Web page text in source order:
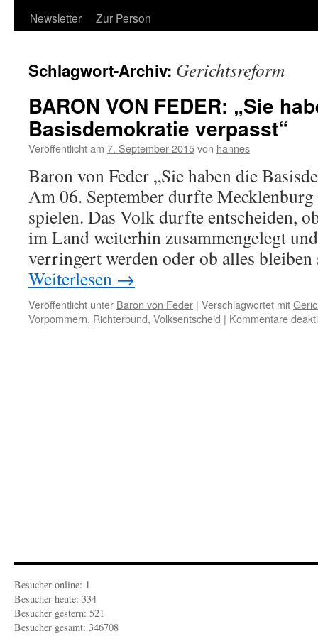
Newsletter
Zur Person
Schlagwort-Archiv: Gerichtsreform
BARON VON FEDER: „Sie
Basisdemokratie verpasst“
Veröffentlicht am 7. September 2015von hannes
Baron von Feder „Sie haben die
Am 06. September durfte
spielen. Das Volk durfte entscheiden,
im Land weiterhin zusammengelegt
verringert werden oder ob alles
Weiterlesen →
Veröffentlicht unter Baron von Feder | Verschlagwortet mit
Vorpommern, Richterbund, Volksentscheid | Kommentare
Besucher online: 1
Besucher heute: 334
Besucher gestern: 521
Besucher gesamt: 346708